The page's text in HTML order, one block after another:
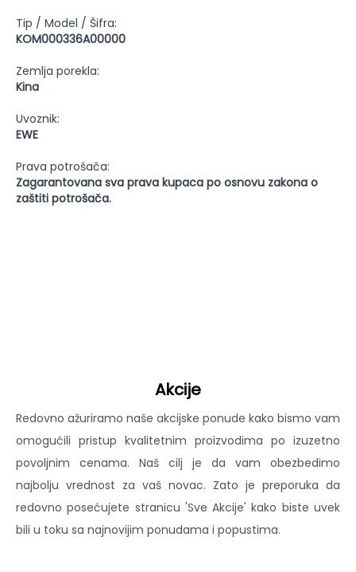
Tip / Model / Šifra:
KOM000336A00000
Zemlja porekla:
Kina
Uvoznik:
EWE
Prava potrošača:
Zagarantovana sva prava kupaca po osnovu zakona o
zaštiti potrošača.
Akcije
Redovno ažuriramo naše akcijske ponude kako bismo vam
omogućili pristup kvalitetnim proizvodima po izuzetno
povoljnim cenama. Naš cilj je da vam obezbedimo
najbolju vrednost za vaš novac. Zato je preporuka da
redovno posećujete stranicu 'Sve Akcije' kako biste uvek
bili u toku sa najnovijim ponudama i popustima.